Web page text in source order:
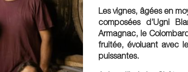
Les vignes, âgées en
composées d’Ugni
Armagnac, le
fruitée, évoluant avec
puissantes.